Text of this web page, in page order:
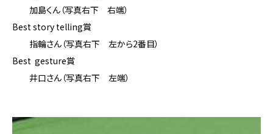
加島くん（写真右下 右端）
Best story telling賞
指輪さん（写真右下 左から2番目）
Best gesture賞
井口さん（写真右下 左端）